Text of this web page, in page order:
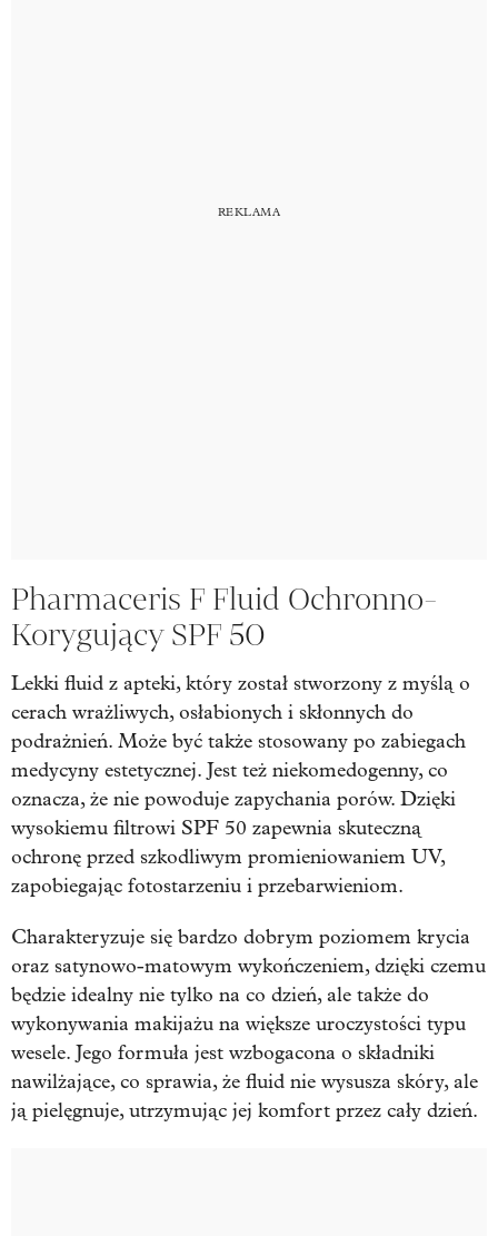
Pharmaceris F Fluid Ochronno-
Korygujący SPF 50
Lekki fluid z apteki, który został stworzony z myślą o
cerach wrażliwych, osłabionych i skłonnych do
podrażnień. Może być także stosowany po zabiegach
medycyny estetycznej. Jest też niekomedogenny, co
oznacza, że nie powoduje zapychania porów. Dzięki
wysokiemu filtrowi SPF 50 zapewnia skuteczną
ochronę przed szkodliwym promieniowaniem UV,
zapobiegając fotostarzeniu i przebarwieniom.
Charakteryzuje się bardzo dobrym poziomem krycia
oraz satynowo-matowym wykończeniem, dzięki czemu
będzie idealny nie tylko na co dzień, ale także do
wykonywania makijażu na większe uroczystości typu
wesele. Jego formuła jest wzbogacona o składniki
nawilżające, co sprawia, że fluid nie wysusza skóry, ale
ją pielęgnuje, utrzymując jej komfort przez cały dzień.